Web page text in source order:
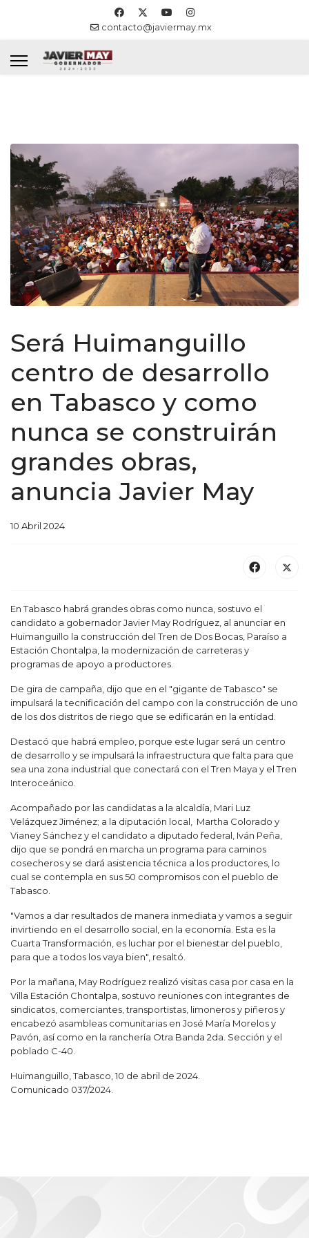
contacto@javiermay.mx
Será Huimanguillo
centro de desarrollo
en Tabasco y como
nunca se construirán
grandes obras,
anuncia Javier May
10 Abril 2024
En Tabasco habrá grandes obras como nunca, sostuvo el
candidato a gobernador Javier May Rodríguez, al anunciar en
Huimanguillo la construcción del Tren de Dos Bocas, Paraíso a
Estación Chontalpa, la modernización de carreteras y
programas de apoyo a productores.
De gira de campaña, dijo que en el "gigante de Tabasco" se
impulsará la tecnificación del campo con la construcción de uno
de los dos distritos de riego que se edificarán en la entidad.
Destacó que habrá empleo, porque este lugar será un centro
de desarrollo y se impulsará la infraestructura que falta para que
sea una zona industrial que conectará con el Tren Maya y el Tren
Interoceánico.
Acompañado por las candidatas a la alcaldía, Mari Luz
Velázquez Jiménez; a la diputación local, Martha Colorado y
Vianey Sánchez y el candidato a diputado federal, Iván Peña,
dijo que se pondrá en marcha un programa para caminos
cosecheros y se dará asistencia técnica a los productores, lo
cual se contempla en sus 50 compromisos con el pueblo de
Tabasco.
"Vamos a dar resultados de manera inmediata y vamos a seguir
invirtiendo en el desarrollo social, en la economía. Esta es la
Cuarta Transformación, es luchar por el bienestar del pueblo,
para que a todos los vaya bien", resaltó.
Por la mañana, May Rodríguez realizó visitas casa por casa en la
Villa Estación Chontalpa, sostuvo reuniones con integrantes de
sindicatos, comerciantes, transportistas, limoneros y piñeros y
encabezó asambleas comunitarias en José María Morelos y
Pavón, así como en la ranchería Otra Banda 2da. Sección y el
poblado C-40.
Huimanguillo, Tabasco, 10 de abril de 2024.
Comunicado 037/2024.